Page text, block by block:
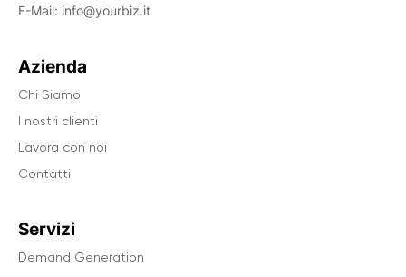
E-Mail: info@yourbiz.it
Azienda
Chi Siamo
I nostri clienti
Lavora con noi
Contatti
Servizi
Demand Generation